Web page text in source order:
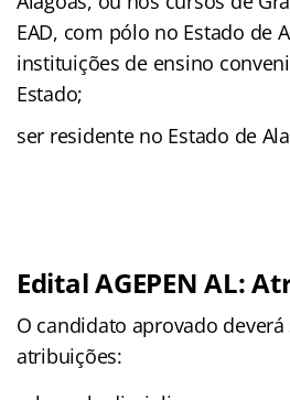
EAD, com pólo no Estado de
instituições de ensino
Estado;
ser residente no Estado de
Edital AGEPEN AL:
O candidato aprovado
atribuições: